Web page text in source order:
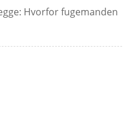
Hvorfor fugemanden